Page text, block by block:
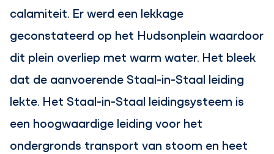
calamiteit. Er werd een lekkage
geconstateerd op het Hudsonplein waardoor
dit plein overliep met warm water. Het bleek
dat de aanvoerende Staal-in-Staal leiding
lekte. Het Staal-in-Staal leidingsysteem is
een hoogwaardige leiding voor het
ondergronds transport van stoom en heet